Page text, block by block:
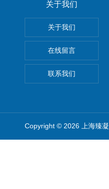
关于我们
关于我们
在线留言
联系我们
Copyright © 2026 上海臻